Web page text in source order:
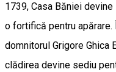
1739, Casa Băniei
o fortifică pentru
domnitorul Grigore Ghica
clădirea devine sediu